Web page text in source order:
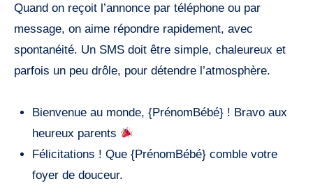
Quand on reçoit l’annonce par téléphone ou par
message, on aime répondre rapidement, avec
spontanéité. Un SMS doit être simple, chaleureux et
parfois un peu drôle, pour détendre l’atmosphère.
Bienvenue au monde, {PrénomBébé} ! Bravo aux
heureux parents
Félicitations ! Que {PrénomBébé} comble votre
foyer de douceur.